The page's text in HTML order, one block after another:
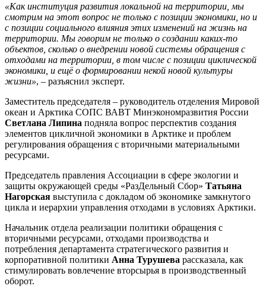
«Как институция развития локальной на территории, мы
смотрим на этот вопрос не только с позиции экономики, но и
с позиции социального влияния этих изменений на жизнь на
территории. Мы говорим не только о создании каких-то
объектов, сколько о внедрении новой системы обращения с
отходами на территории, в том числе с позиции циклической
экономики, и ещё о формировании некой новой культуры
жизни», – разъяснил эксперт.
Заместитель председателя – руководитель отделения Мировой
океан и Арктика СОПС ВАВТ Минэкономразвития России
Светлана Липина подняла вопрос перспектив создания
элементов цикличной экономики в Арктике и проблем
регулирования обращения с вторичными материальными
ресурсами.
Председатель правления Ассоциации в сфере экологии и
защиты окружающей среды «РазДельный Сбор» Татьяна
Нагорская выступила с докладом об экономике замкнутого
цикла и иерархии управления отходами в условиях Арктики.
Начальник отдела реализации политики обращения с
вторичными ресурсами, отходами производства и
потребления департамента стратегического развития и
корпоративной политики Анна Турушева рассказала, как
стимулировать вовлечение вторсырья в производственный
оборот.